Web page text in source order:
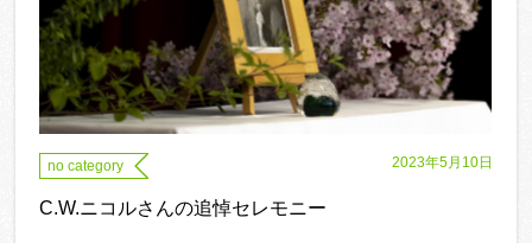
no category 2023年5月10日
C.W.ニコルさんの追悼セレモニー